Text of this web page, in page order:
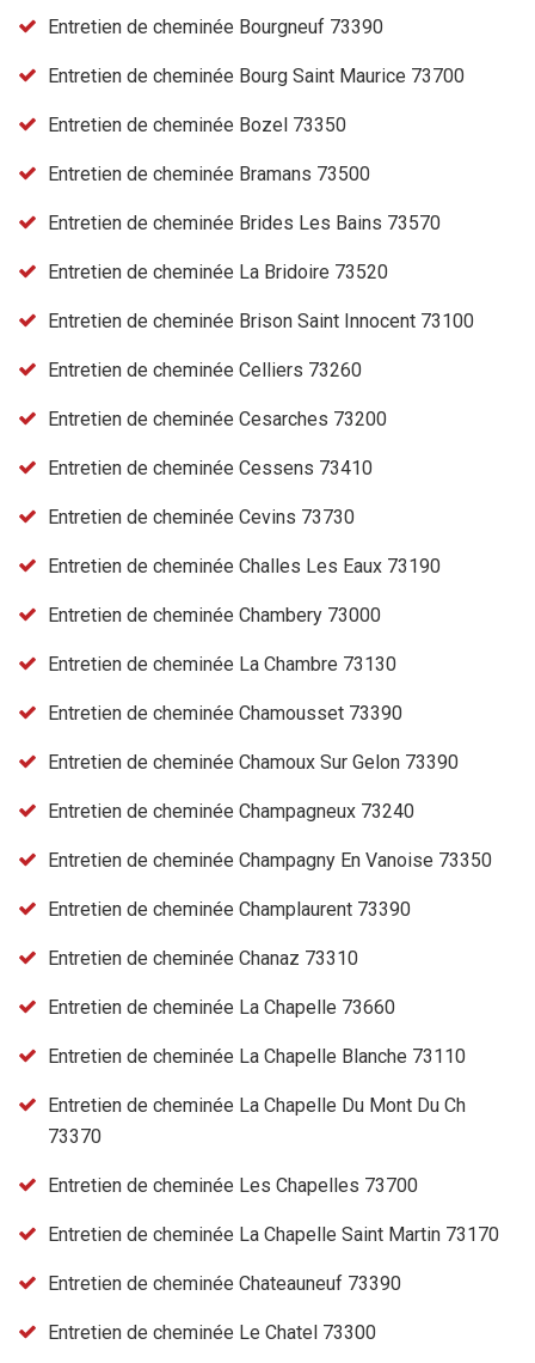
Entretien de cheminée Bourgneuf 73390
Entretien de cheminée Bourg Saint Maurice 73700
Entretien de cheminée Bozel 73350
Entretien de cheminée Bramans 73500
Entretien de cheminée Brides Les Bains 73570
Entretien de cheminée La Bridoire 73520
Entretien de cheminée Brison Saint Innocent 73100
Entretien de cheminée Celliers 73260
Entretien de cheminée Cesarches 73200
Entretien de cheminée Cessens 73410
Entretien de cheminée Cevins 73730
Entretien de cheminée Challes Les Eaux 73190
Entretien de cheminée Chambery 73000
Entretien de cheminée La Chambre 73130
Entretien de cheminée Chamousset 73390
Entretien de cheminée Chamoux Sur Gelon 73390
Entretien de cheminée Champagneux 73240
Entretien de cheminée Champagny En Vanoise 73350
Entretien de cheminée Champlaurent 73390
Entretien de cheminée Chanaz 73310
Entretien de cheminée La Chapelle 73660
Entretien de cheminée La Chapelle Blanche 73110
Entretien de cheminée La Chapelle Du Mont Du Ch
73370
Entretien de cheminée Les Chapelles 73700
Entretien de cheminée La Chapelle Saint Martin 73170
Entretien de cheminée Chateauneuf 73390
Entretien de cheminée Le Chatel 73300